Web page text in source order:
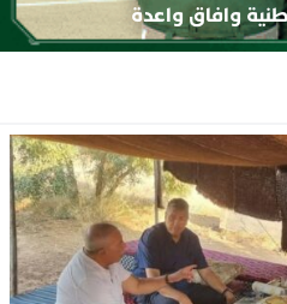
وافاق واعدة